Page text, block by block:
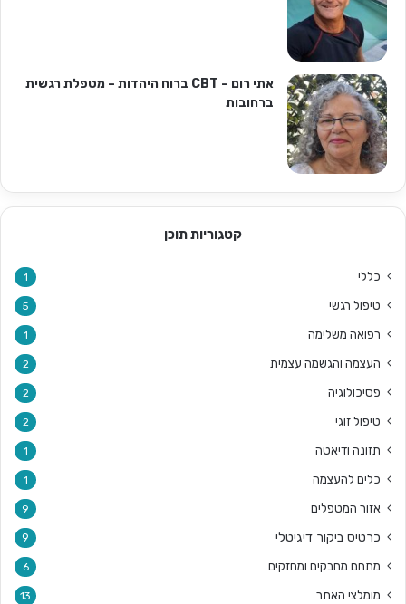
אתי רום – CBT ברוח היהדות – מטפלת רגשית
ברחובות
קטגוריות תוכן
כללי 1
טיפול רגשי 5
רפואה משלימה 1
העצמה והגשמה עצמית 2
פסיכולוגיה 2
טיפול זוגי 2
תזונה ודיאטה 1
כלים להעצמה 1
אזור המטפלים 9
כרטיס ביקור דיגיטלי 9
מתחם מחבקים ומחזקים 6
מומלצי האתר 13